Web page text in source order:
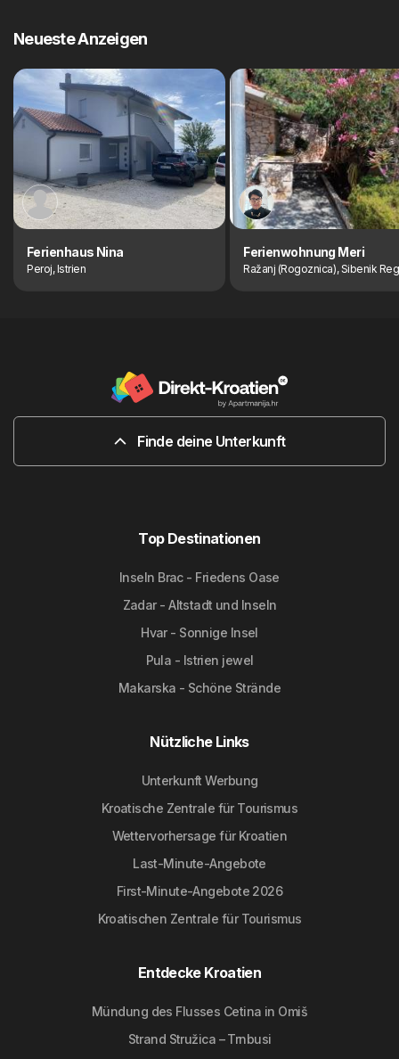
Neueste Anzeigen
Ferienhaus Nina
Peroj, Istrien
Ferienwohnung Meri
Ražanj (Rogoznica), Sibenik
Finde deine Unterkunft
Top Destinationen
Inseln Brac - Friedens Oase
Zadar - Altstadt und Inseln
Hvar - Sonnige Insel
Pula - Istrien jewel
Makarska - Schöne Strände
Nützliche Links
Unterkunft Werbung
Kroatische Zentrale für Tourismus
Wettervorhersage für Kroatien
Last-Minute-Angebote
First-Minute-Angebote 2026
Kroatischen Zentrale für Tourismus
Entdecke Kroatien
Mündung des Flusses Cetina in Omiš
Strand Stružica – Trnbusi